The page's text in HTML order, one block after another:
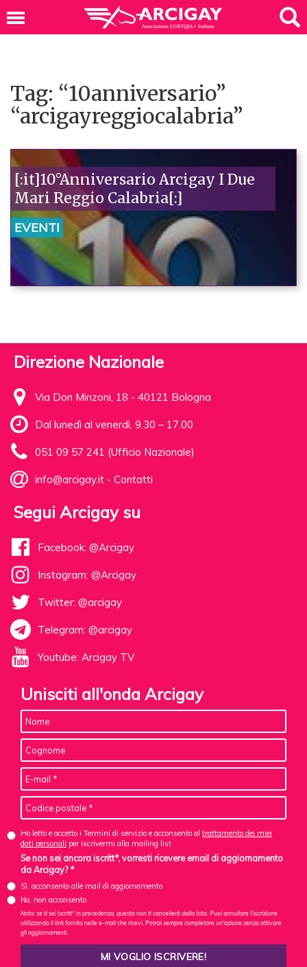
Tag: “10anniversario”
“arcigayreggiocalabria”
[:it]10°Anniversario Arcigay I Due
Mari Reggio Calabria[:]
EVENTI
Direzione Nazionale
Via Don Minzoni, 18 - 40121 Bologna
Dal lunedì al venerdì, 9.30 – 17.00
051 09 57 241 (Ufficio Nazionale)
info@arcigay.it - Contatti
Segui Arcigay su
Facebook: @Arcigay
Instagram: @Arcigay
Twitter: @arcigay
Telegram: @arcigay
Youtube: Arcigay TV
Unisciti all'onda Arcigay
Ho letto e accetto i Termini di servizio e acconsento al trattamento dei miei
dati personali per iscrivermi alla mailing list
Se non sei ancora iscritt*, vorresti ricevere email di aggiornamento
da Arcigay? *
Sì, acconsento alle mail di aggiornamento
No, non acconsento
Nota: se ti sei iscritt* in precedenza, questo non ti cancellerà dalla lista. Puoi annullare l'iscrizione
utilizzando il link fornito nelle e-mail che ricevi. Potrai sempre completare un'azione senza attivare
gli aggiornamenti.